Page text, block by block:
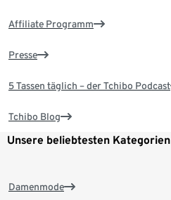
Affiliate Programm
Presse
5 Tassen täglich – der Tchibo Podcast
Tchibo Blog
Unsere beliebtesten Kategorien
Damenmode